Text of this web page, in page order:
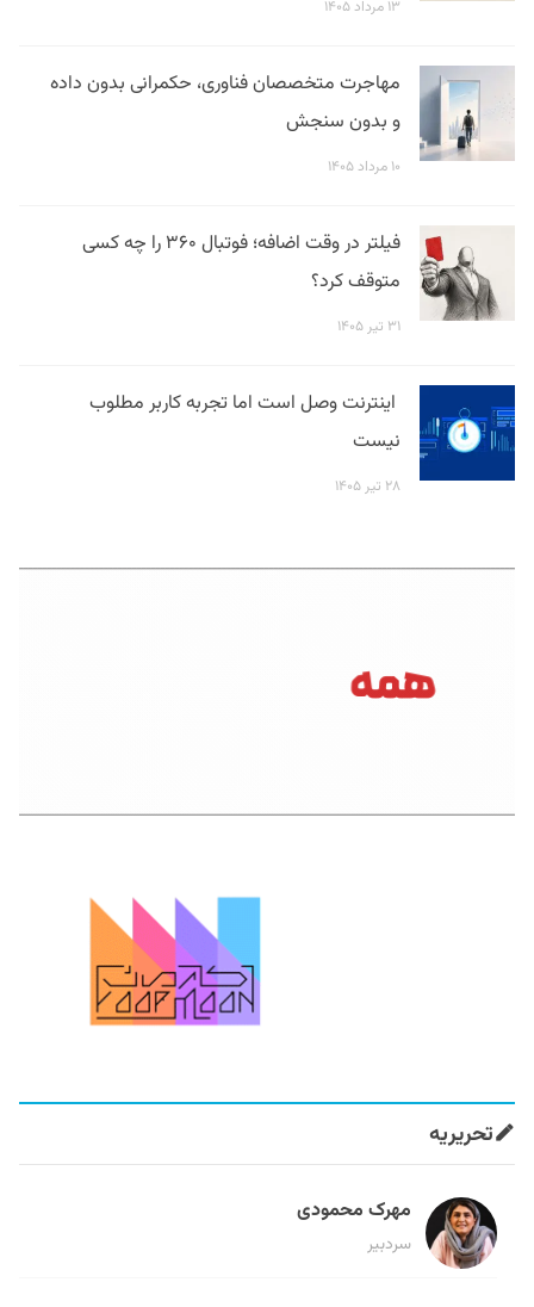
۱۳ مرداد ۱۴۰۵
مهاجرت متخصصان فناوری، حکمرانی بدون داده
و بدون سنجش
۱۰ مرداد ۱۴۰۵
فیلتر در وقت اضافه؛ فوتبال ۳۶۰ را چه کسی
متوقف کرد؟
۳۱ تیر ۱۴۰۵
اینترنت وصل است اما تجربه کاربر مطلوب
نیست
۲۸ تیر ۱۴۰۵
تحریریه
مهرک محمودی
سردبیر